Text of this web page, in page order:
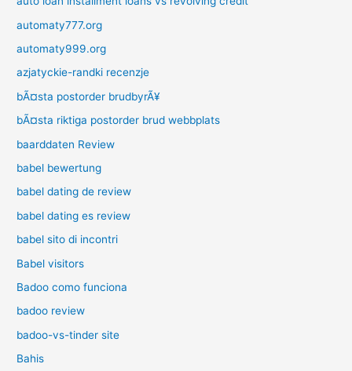
automaty777.org
automaty999.org
azjatyckie-randki recenzje
bÃ¤sta postorder brudbyrÃ¥
bÃ¤sta riktiga postorder brud webbplats
baarddaten Review
babel bewertung
babel dating de review
babel dating es review
babel sito di incontri
Babel visitors
Badoo como funciona
badoo review
badoo-vs-tinder site
Bahis